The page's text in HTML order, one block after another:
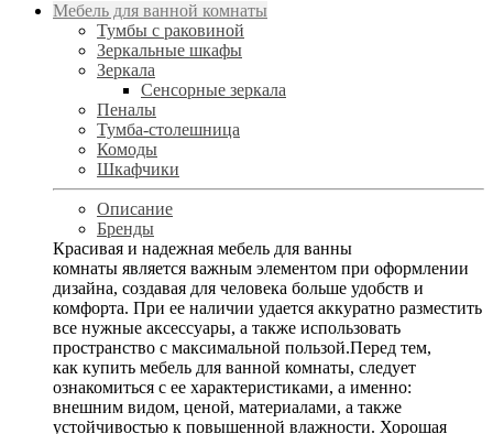
Мебель для ванной комнаты
Тумбы с раковиной
Зеркальные шкафы
Зеркала
Сенсорные зеркала
Пеналы
Тумба-столешница
Комоды
Шкафчики
Описание
Бренды
Красивая и надежная мебель для ванны
комнаты является важным элементом при оформлении
дизайна, создавая для человека больше удобств и
комфорта. При ее наличии удается аккуратно разместить
все нужные аксессуары, а также использовать
пространство с максимальной пользой.Перед тем,
как купить мебель для ванной комнаты, следует
ознакомиться с ее характеристиками, а именно:
внешним видом, ценой, материалами, а также
устойчивостью к повышенной влажности. Хорошая